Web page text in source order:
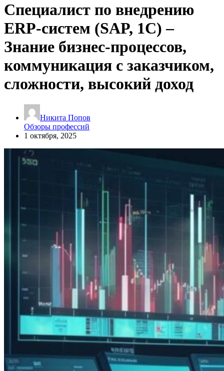
Специалист по внедрению
ERP-систем (SAP, 1C) –
Знание бизнес-процессов,
коммуникация с заказчиком,
сложности, высокий доход
Никита Попов
Обзоры профессий
1 октября, 2025